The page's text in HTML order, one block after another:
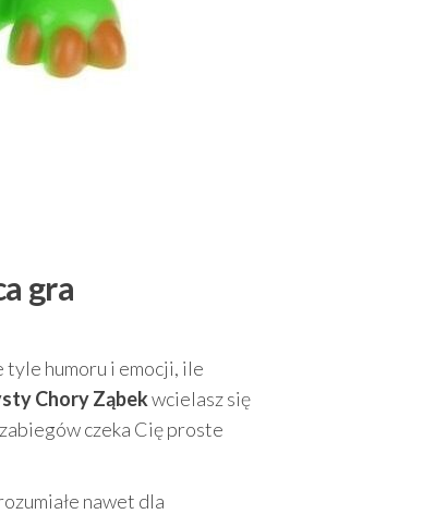
gra
tyle humoru i emocji, ile
Chory Ząbekwcielasz się
czeka Cię proste
nawet dla